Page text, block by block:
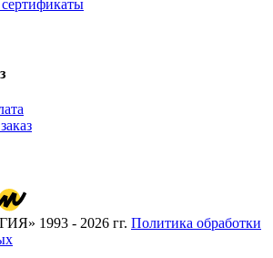
1993 - 2026 гг. Политика обработки